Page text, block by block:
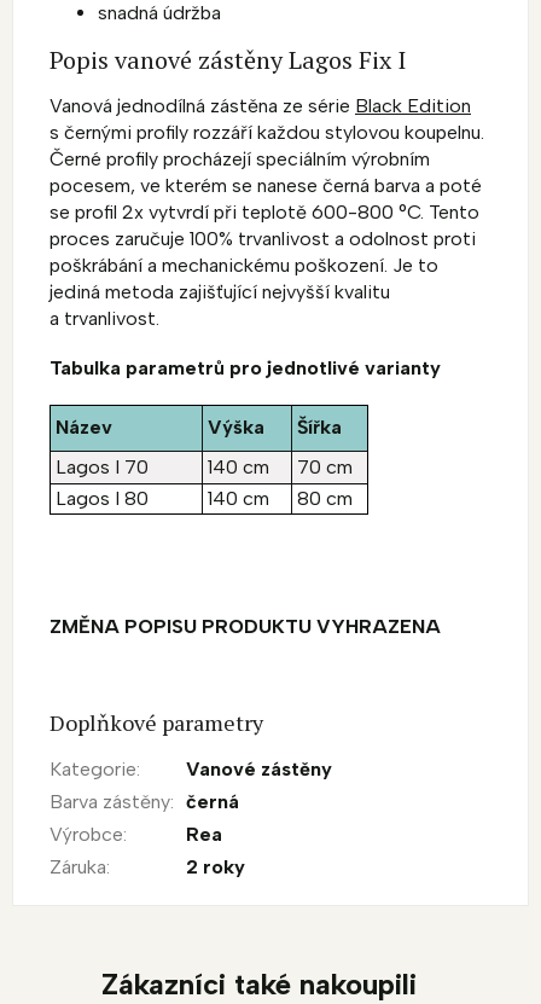
snadná údržba
Popis vanové zástěny Lagos Fix I
Vanová jednodílná zástěna ze série Black Edition
s černými profily rozzáří každou stylovou koupelnu.
Černé profily procházejí speciálním výrobním
pocesem, ve kterém se nanese černá barva a poté
se profil 2x vytvrdí při teplotě 600-800 °C. Tento
proces zaručuje 100% trvanlivost a odolnost proti
poškrábání a mechanickému poškození. Je to
jediná metoda zajišťující nejvyšší kvalitu
a trvanlivost.
Tabulka parametrů pro jednotlivé varianty
Název Výška
Šířka
Lagos I 70
140 cm
70 cm
Lagos I 80
140 cm 80 cm
ZMĚNA POPISU PRODUKTU VYHRAZENA
Doplňkové parametry
Kategorie:
Vanové zástěny
Barva zástěny: černá
Výrobce:
Rea
Záruka: 2 roky
Zákazníci také nakoupili